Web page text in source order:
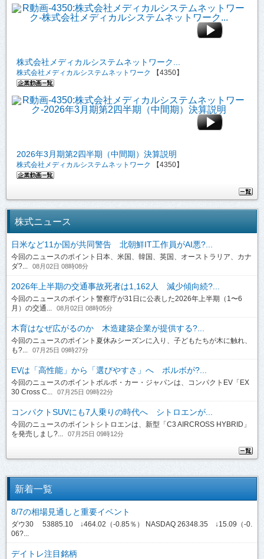
株式会社メディカルシステムネットワーク...
株式会社メディカルシステムネットワーク 【4350】
2026年3月期第2四半期（中間期）決算説明
株式会社メディカルシステムネットワーク 【4350】
株式ニュース
日米など11か国が共同警告 北朝鮮IT工作員がAI悪?...
今回のニュースのポイント日本、米国、韓国、英国、オーストラリア、カナ
ダ?...
08月02日 08時08分
2026年上半期の交通事故死者は1,162人 減少傾向続?...
今回のニュースのポイント警察庁が31日に公表した2026年上半期（1〜6
月）の交通...
08月02日 08時05分
木育はなぜ広がるのか 木造建築企業が提供する?...
今回のニュースのポイント夏休みシーズンに入り、子どもたちが木に触れ、
も?...
07月25日 09時27分
EVは「高性能」から「選びやすさ」へ ボルボが?...
今回のニュースのポイントボルボ・カー・ジャパンは、コンパクトEV「EX
30 Cross C...
07月25日 09時22分
コンパクトSUVにも7人乗りの時代へ シトロエンが...
今回のニュースのポイントシトロエンは、新型「C3 AIRCROSS HYBRID」
を発売しまし?...
07月25日 09時12分
新着一覧
8/7の相場見通しと重要イベント
ダウ30 53885.10 ↓464.02（-0.85％） NASDAQ 26348.35 ↓15.09（-0.
06?...
デイトレ注目銘柄